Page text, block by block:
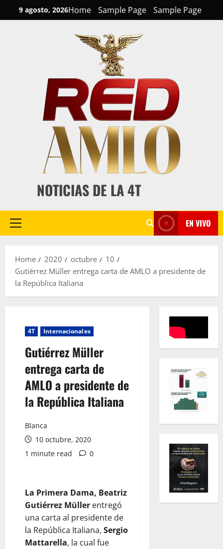
to
9 agosto, 2026Home Sample Page Sample Page
NOTICIAS DE LA 4T
Primary
EN VIVO
Home 2020 octubre
10
Gutiérrez Müller entrega carta de AMLO a presidente de
la República Italiana
4T Internacionales
Gutiérrez Müller
entrega carta de
AMLO a presidente de
la República Italiana
Blanca
10 octubre, 2020
1 minute read
0
La Primera Dama, Beatriz
Gutiérrez Müller entregó
una carta al presidente de
la República Italiana, Sergio
Mattarella, la cual fue